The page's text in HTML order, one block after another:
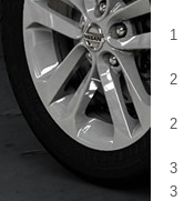
1
2
2
3
3